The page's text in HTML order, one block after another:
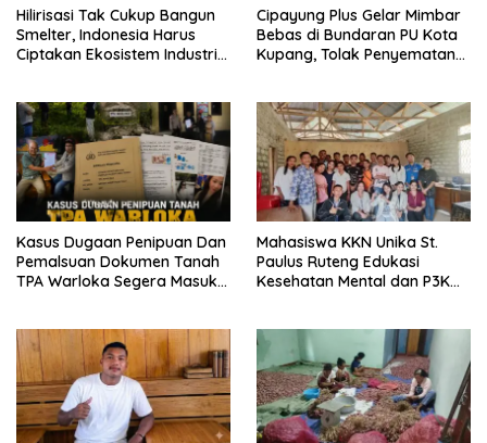
Hilirisasi Tak Cukup Bangun
Smelter, Indonesia Harus
Ciptakan Ekosistem Industri
Cipayung Plus Gelar Mimbar
Bebas di Bundaran PU Kota
Kupang, Tolak Penyematan
Kasus Dugaan Penipuan Dan
Pemalsuan Dokumen Tanah
TPA Warloka Segera Masuk
Manggarai Barat Memasuki
Fase Krusial
Mahasiswa KKN Unika St.
Paulus Ruteng Edukasi
Kesehatan Mental dan P3K